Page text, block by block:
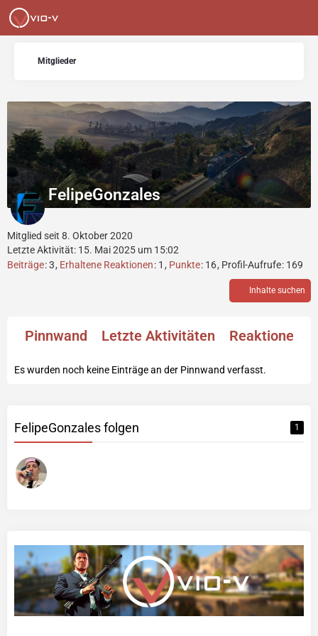
Mitglieder
FelipeGonzales
Mitglied seit 8. Oktober 2020
Letzte Aktivität: 15. Mai 2025 um 15:02
Beiträge 3 Erhaltene Reaktionen 1 Punkte 16 Profil-Aufrufe 169
Inhalte suchen
Pinnwand Letzte Aktivitäten Reaktionen
Es wurden noch keine Einträge an der Pinnwand verfasst.
FelipeGonzales folgen 1